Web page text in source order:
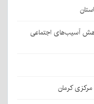
آسیب‌های اجتماعی
مرکزی کرمان